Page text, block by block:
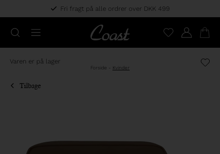
Fri fragt på alle ordrer over DKK 499
Varen er på lager
Forside - Kvinder
Tilbage